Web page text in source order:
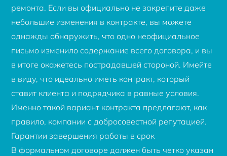
ремонта. Если вы официально не закрепите даже
небольшие изменения в контракте, вы можете
однажды обнаружить, что одно неофициальное
письмо изменило содержание всего договора, и вы
в итоге окажетесь пострадавшей стороной. Имейте
в виду, что идеально иметь контракт, который
ставит клиента и подрядчика в равные условия.
Именно такой вариант контракта предлагают, как
правило, компании с добросовестной репутацией.
Гарантии завершения работы в срок
В формальном договоре должен быть четко указан